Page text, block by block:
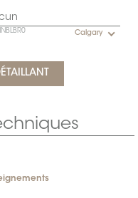
Calgary